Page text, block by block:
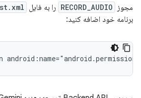
مجوز RECORD_AUDIO را به فایل
برنامه خود اضافه کنید: